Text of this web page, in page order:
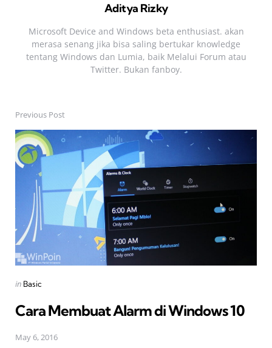
Aditya Rizky
Microsoft Device and Windows beta enthusiast. akan
merasa senang jika bisa saling bertukar knowledge
tentang Windows dan Lumia, baik Melalui Forum atau
Twitter. Bukan fanboy.
Post
navigation
Previous Post
Posted
in Basic
Cara Membuat Alarm di Windows 10
May 6, 2016